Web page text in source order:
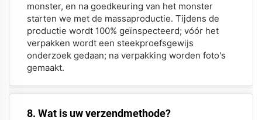
monster, en na goedkeuring van het monster
starten we met de massaproductie. Tijdens de
productie wordt 100% geïnspecteerd; vóór het
verpakken wordt een steekproefsgewijs
onderzoek gedaan; na verpakking worden foto's
gemaakt.
8. Wat is uw verzendmethode?